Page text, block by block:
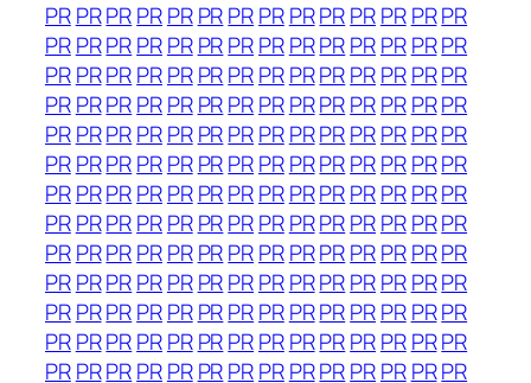
PRPRPRPRPR PRPRPRPRPRPRPR PRPR
PRPRPRPRPR PRPRPRPRPRPRPR PRPR
PRPRPRPRPR PRPRPRPRPRPRPR PRPR
PRPRPRPRPR PRPRPRPRPRPRPR PRPR
PRPRPRPRPR PRPRPRPRPRPRPR PRPR
PRPRPRPRPR PRPRPRPRPRPRPR PRPR
PRPRPRPRPR PRPRPRPRPRPRPR PRPR
PRPRPRPRPR PRPRPRPRPRPRPR PRPR
PRPRPRPRPR PRPRPRPRPRPRPR PRPR
PRPRPRPRPR PRPRPRPRPRPRPR PRPR
PRPRPRPRPR PRPRPRPRPRPRPR PRPR
PRPRPRPRPR PRPRPRPRPRPRPR PRPR
PRPRPRPRPR PRPRPRPRPRPRPR PRPR